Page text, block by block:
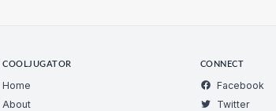
COOLJUGATOR
Home
About
CONNECT
Facebook
Twitter